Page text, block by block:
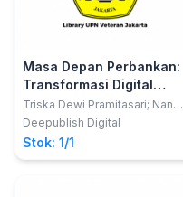
Masa Depan Perbankan:
Transformasi Digital
Menuju Bank 4.0
Triska Dewi Pramitasari; Nanda
Widaninggar; Riza Rachman
Deepublish Digital
Stok: 1/1